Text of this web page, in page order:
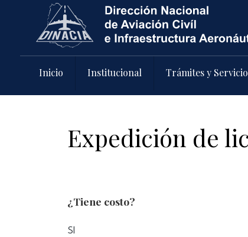
Pasar al contenido principal
Inicio Institucional Trámites y
Expedición de
¿Tiene costo?
SI